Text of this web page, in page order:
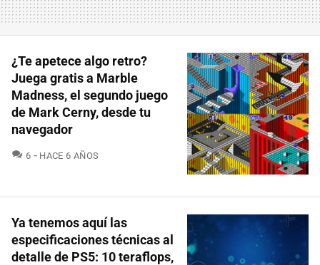
¿Te apetece algo retro?
Juega gratis a Marble
Madness, el segundo juego
de Mark Cerny, desde tu
navegador
6 COMENTARIOS
HACE 6 AÑOS
Ya tenemos aquí las
especificaciones técnicas al
detalle de PS5: 10 teraflops,